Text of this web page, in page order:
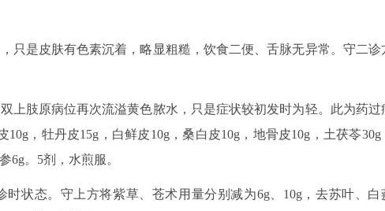
只是皮肤有色素沉着，略显粗糙，饮食二便、舌脉无异常。守二诊
上肢原病位再次流溢黄色脓水，只是症状较初发时为轻。此为药过
，牡丹皮15g，白鲜皮10g，桑白皮10g，地骨皮10g，土茯苓30g
6g。5剂，水煎服。
状态。守上方将紫草、苍术用量分别减为6g、10g，去苏叶、白